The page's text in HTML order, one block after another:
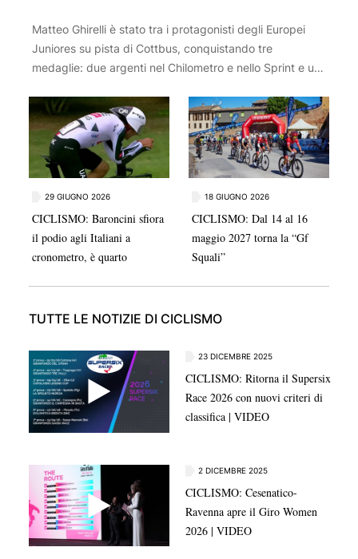
Matteo Ghirelli è stato tra i protagonisti degli Europei
Juniores su pista di Cottbus, conquistando tre
medaglie: due argenti nel Chilometro e nello Sprint e un
sfiorato il podio nel Keirin, chiudendo quarto e
confermandosi tra i migliori talenti italiani della
specialità.
29 GIUGNO 2026
CICLISMO: Baroncini sfiora
il podio agli Italiani a
cronometro, è quarto
18 GIUGNO 2026
CICLISMO: Dal 14 al 16
maggio 2027 torna la “Gf
Squali”
TUTTE LE NOTIZIE DI CICLISMO
23 DICEMBRE 2025
CICLISMO: Ritorna il Supersix
Race 2026 con nuovi criteri di
classifica | VIDEO
2 DICEMBRE 2025
CICLISMO: Cesenatico-
Ravenna apre il Giro Women
2026 | VIDEO